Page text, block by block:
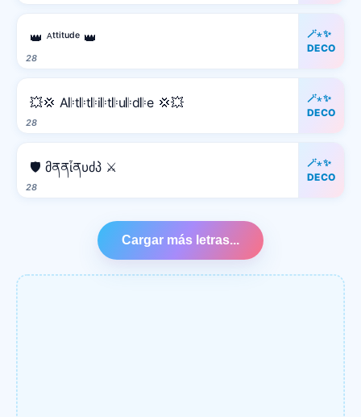
28
👑 ᴬᵗᵗⁱᵗᵘᵈᵉ 👑
🪄⋆✨
DECO
28
💥💢 A𝄆t𝄆t𝄆i𝄆t𝄆u𝄆d𝄆e 💢💥
🪄⋆✨
DECO
28
🛡️ მནནἶནυძპ ⚔️
🪄⋆✨
DECO
Cargar más letras...